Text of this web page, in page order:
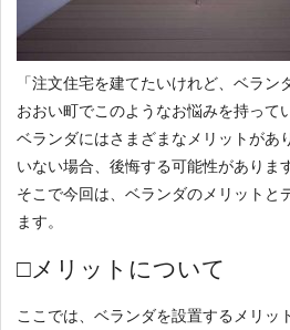
「注文住宅を建てたいけれど、ベラン
おおい町でこのようなお悩みを持って
ベランダにはさまざまなメリットがあ
いない場合、後悔する可能性がありま
そこで今回は、ベランダのメリットと
ます。
□メリットについて
ここでは、ベランダを設置するメリッ